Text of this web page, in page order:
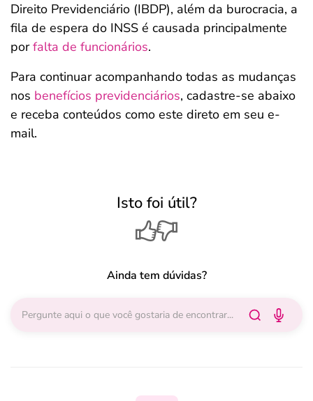
Direito Previdenciário (IBDP), além da burocracia, a
fila de espera do INSS é causada principalmente
porfalta de funcionários.
Para continuar acompanhando todas as mudanças
nos benefícios previdenciários, cadastre-se abaixo
e receba conteúdos como este direto em seu e-
mail.
Isto foi útil?
Ainda tem dúvidas?